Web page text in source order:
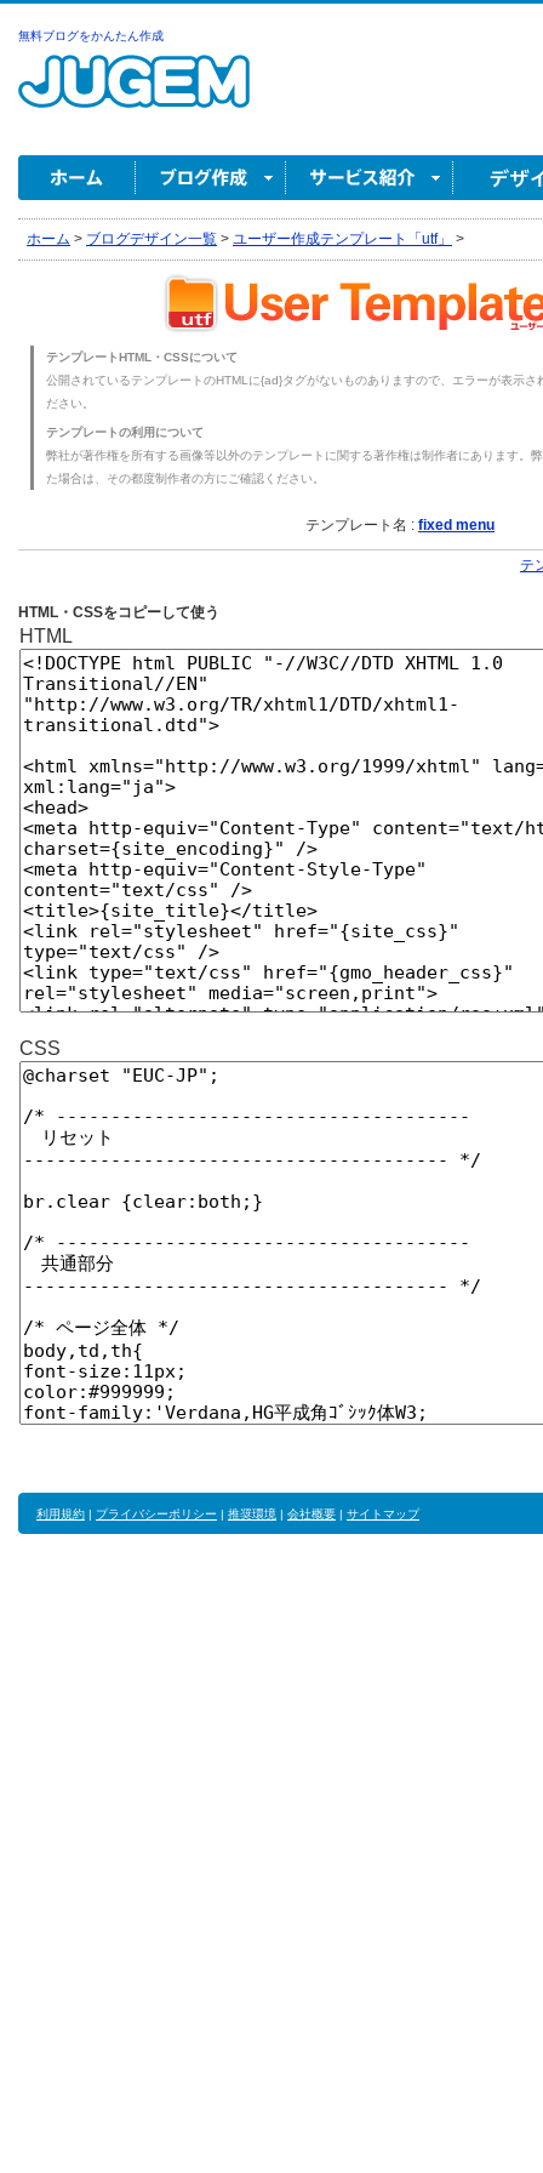
無料ブログをかんたん作成
ホーム > ブログデザイン一覧 > ユーザー作成テンプレート「utf」 >
テンプレートHTML・CSSについて
公開されているテンプレートのHTMLに{ad}タグがないものありますので、エラーが表示
ださい。
テンプレートの利用について
弊社が著作権を所有する画像等以外のテンプレートに関する著作権は制作者にあります。
た場合は、その都度制作者の方にご確認ください。
テンプレート名 : fixed menu
テ
HTML・CSSをコピーして使う
HTML
CSS
利用規約 | プライバシーポリシー | 推奨環境 | 会社概要 | サイトマップ